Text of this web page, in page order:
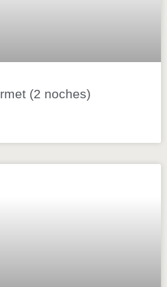
(2 noches)